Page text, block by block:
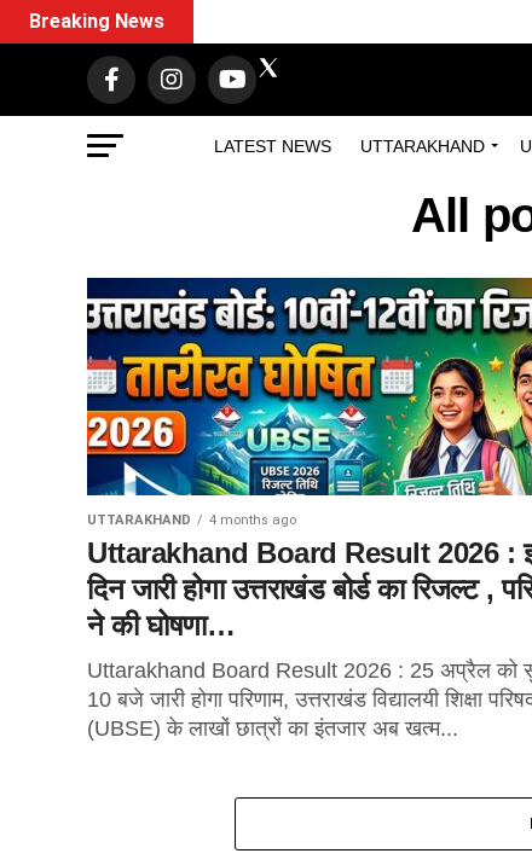
LATEST NEWS UTTARAKHAND
Breaking News
All
UTTARAKHAND 4 months ago
Uttarakhand Board Result 2026 :
दिन जारी होगा उत्तराखंड बोर्ड का रिजल्ट ,
ने की घोषणा…
Uttarakhand Board Result 2026 : 25 अप्रैल को
10 बजे जारी होगा परिणाम, उत्तराखंड विद्यालयी शिक्षा
(UBSE) के लाखों छात्रों का इंतजार अब खत्म...